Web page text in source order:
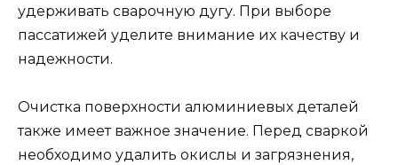
удерживать сварочную дугу. При выборе
пассатижей уделите внимание их качеству и
надежности.
Очистка поверхности алюминиевых деталей
также имеет важное значение. Перед сваркой
необходимо удалить окислы и загрязнения,